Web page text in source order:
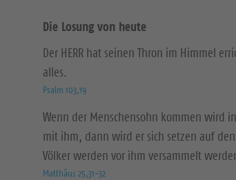
Die Losung von heute
Der HERR hat seinen Thron im Himmel
alles.
Psalm 103,19
Wenn der Menschensohn kommen wird
mit ihm, dann wird er sich setzen auf
Völker werden vor ihm versammelt
Matthäus 25,31-32